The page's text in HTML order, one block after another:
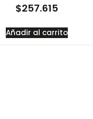
$257.615
Añadir al carrito